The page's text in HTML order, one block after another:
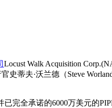
Locust Walk Acquisition
史蒂夫·沃兰德（Steve
完全承诺的6000万美元的